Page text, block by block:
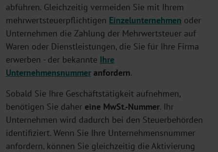
abführen. Gleichzeitig vermeiden Sie mit Ihrem
mehrwertsteuerpflichtigen Einzelunternehmen oder
Unternehmen die Zahlung der Mehrwertsteuer auf
Waren oder Dienstleistungen, die Sie für Ihre Firma
erwerben - der bekannte Ihre
Unternehmensnummer anfordern.
Sobald Sie Ihre Geschäftstätigkeit aufnehmen,
benötigen Sie daher eine MwSt.-Nummer. Ihr
Unternehmen wird dadurch bei den Steuerbehörden
identifiziert. Wenn Sie Ihre Unternehmensnummer
anfordern, können Sie gleichzeitig die Aktivierung